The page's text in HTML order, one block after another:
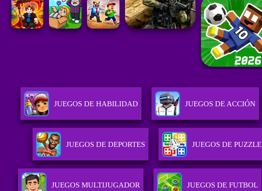
JUEGOS DE HABILIDAD JUEGOS DE ACCIÓN
JUEGOS DE DEPORTES JUEGOS DE PUZZLE
JUEGOS MULTIJUGADOR JUEGOS DE FUTBOL